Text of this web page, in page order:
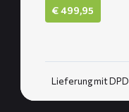
€499,95
Lieferung mit DPD